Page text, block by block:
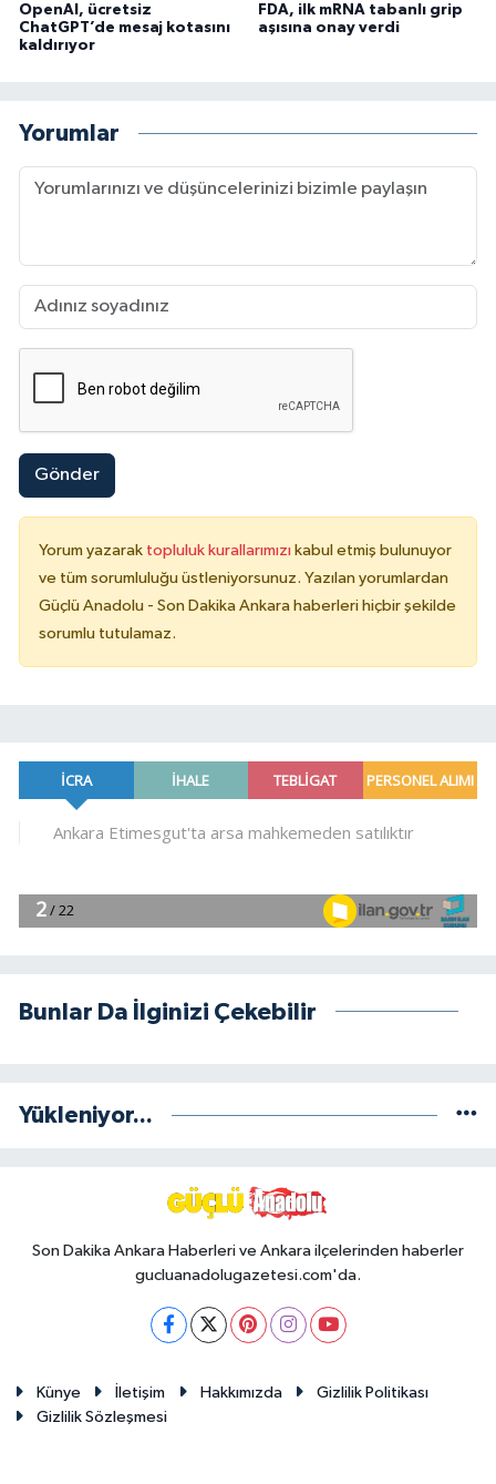
OpenAI, ücretsiz
ChatGPT’de mesaj kotasını
kaldırıyor
FDA, ilk mRNA tabanlı grip
aşısına onay verdi
Yorumlar
Gönder
Yorum yazarak topluluk kurallarımızı kabul etmiş bulunuyor
ve tüm sorumluluğu üstleniyorsunuz. Yazılan yorumlardan
Güçlü Anadolu - Son Dakika Ankara haberleri hiçbir şekilde
sorumlu tutulamaz.
Bunlar Da İlginizi Çekebilir
Yükleniyor...
Son Dakika Ankara Haberleri ve Ankara ilçelerinden haberler
gucluanadolugazetesi.com'da.
Künye İletişim Hakkımızda
Gizlilik Politikası
Gizlilik Sözleşmesi